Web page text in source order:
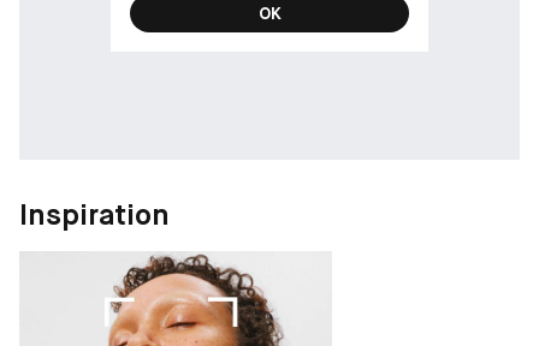
OK
Inspiration